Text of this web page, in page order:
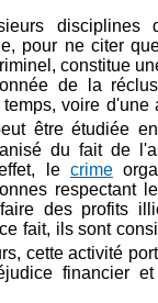
disciplines
pour ne citer
constitue
de la
voire d'une
être étudiée
du fait de
le crime
respectant
des profits
fait, ils sont
cette activité
financier